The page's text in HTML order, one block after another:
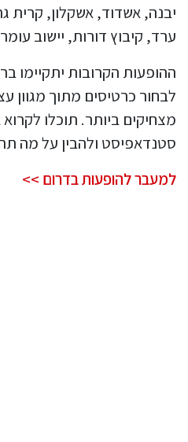
יבנה, אשדוד, אשקלון, קרית
ערד, קיבוץ דורות, יישוב
ההופעות הקרובות יתקיימו
לבחור כרטיסים מתוך מגוון
מצחיקים ביותר. תוכלו
סטנדאפיסט ולהבין על מה
למעבר להופעות בדרום >>